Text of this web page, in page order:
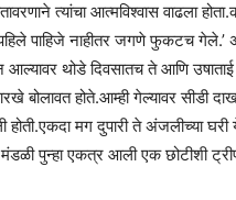
त्यांचा आत्मविश्वास वाढला
पाहिजे नाहीतर जगणे फुकटच गेले.’
आल्यावर थोडे दिवसातच ते आणि
बोलावत होते.आम्ही गेल्यावर
होती.एकदा मग दुपारी ते अंजलीच्या
पुन्हा एकत्र आली एक छोटीशी